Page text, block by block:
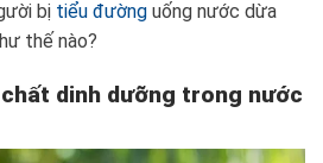
bị tiểu đường uống nước dừa
thế nào?
dinh dưỡng trong nước